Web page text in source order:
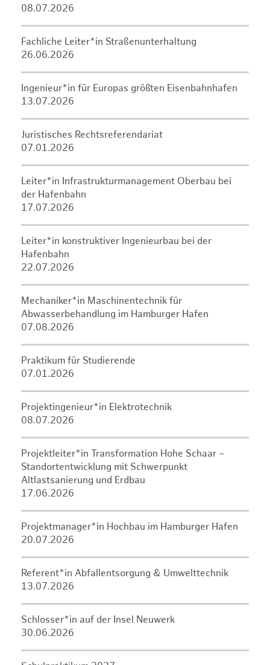
08.07.2026
Fachliche Leiter*in Straßenunterhaltung
26.06.2026
Ingenieur*in für Europas größten Eisenbahnhafen
13.07.2026
Juristisches Rechtsreferendariat
07.01.2026
Leiter*in Infrastrukturmanagement Oberbau bei
der Hafenbahn
17.07.2026
Leiter*in konstruktiver Ingenieurbau bei der
Hafenbahn
22.07.2026
Mechaniker*in Maschinentechnik für
Abwasserbehandlung im Hamburger Hafen
07.08.2026
Praktikum für Studierende
07.01.2026
Projektingenieur*in Elektrotechnik
08.07.2026
Projektleiter*in Transformation Hohe Schaar –
Standortentwicklung mit Schwerpunkt
Altlastsanierung und Erdbau
17.06.2026
Projektmanager*in Hochbau im Hamburger Hafen
20.07.2026
Referent*in Abfallentsorgung & Umwelttechnik
13.07.2026
Schlosser*in auf der Insel Neuwerk
30.06.2026